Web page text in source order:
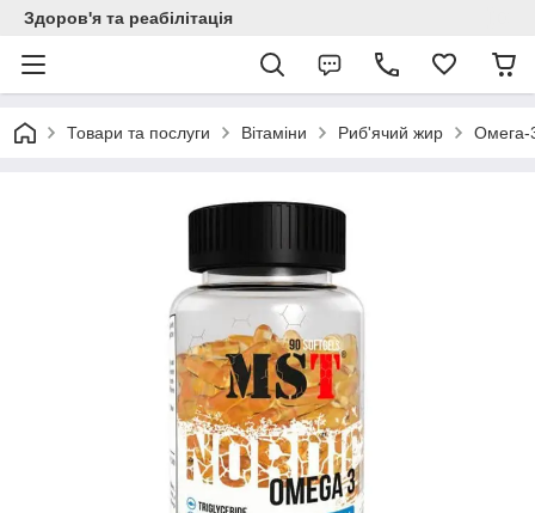
Здоров'я та реабілітація
Товари та послуги Вітаміни Риб'ячий жир Омега-